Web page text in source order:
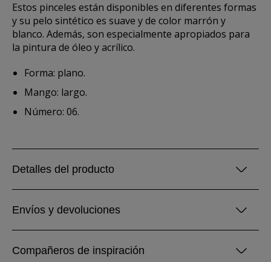
Estos pinceles están disponibles en diferentes formas
y su pelo sintético es suave y de color marrón y
blanco. Además, son especialmente apropiados para
la pintura de óleo y acrílico.
Forma: plano.
Mango: largo.
Número: 06.
Detalles del producto
Envíos y devoluciones
Compañeros de inspiración